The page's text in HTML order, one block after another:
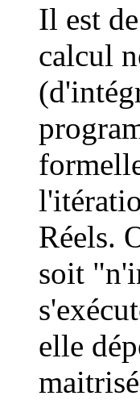
Il est
calcul
Réels.
soit
elle